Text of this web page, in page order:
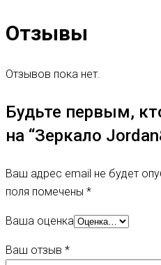
Отзывы
Отзывов пока нет.
Будьте первым,
на “Зеркало
Ваш адрес email не будет
поля помечены *
Ваша оценка
Ваш отзыв *